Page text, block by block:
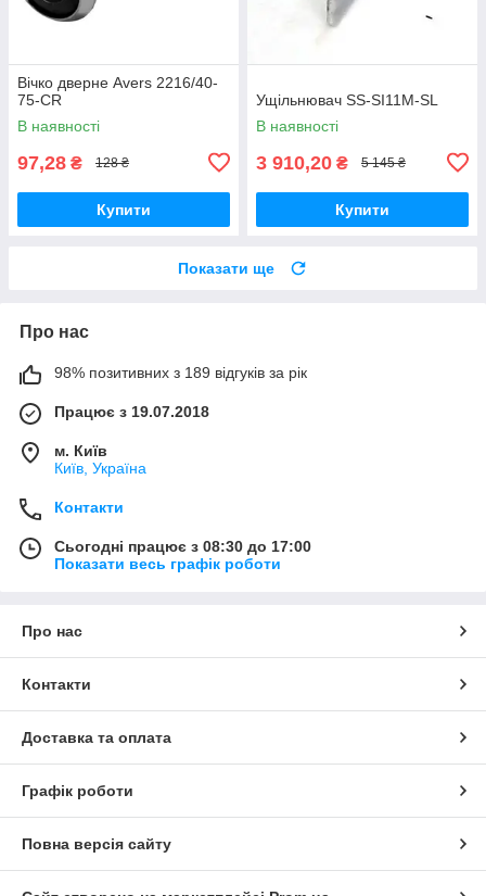
Вічко дверне Avers 2216/40-
75-CR
В наявності
97,28 ₴ 128 ₴
Купити
Ущільнювач SS-SI11M-SL
В наявності
3 910,20 ₴ 5 145 ₴
Купити
Показати ще
Про нас
98% позитивних з 189 відгуків за рік
Працює з 19.07.2018
м. Київ
Київ, Україна
Контакти
Сьогодні працює з 08:30 до 17:00
Показати весь графік роботи
Про нас
Контакти
Доставка та оплата
Графік роботи
Повна версія сайту